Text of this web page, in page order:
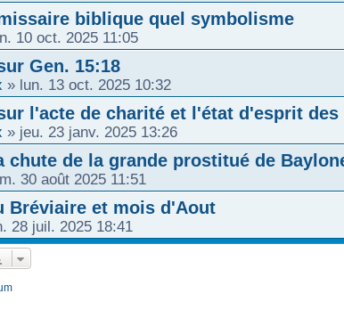
biblique quel symbolisme
10 oct. 2025 11:05
Gen. 15:18
» lun. 13 oct. 2025 10:32
l'acte de charité et l'état d'esprit des
» jeu. 23 janv. 2025 13:26
chute de la grande prostitué de
30 août 2025 11:51
Bréviaire et mois d'Aout
28 juil. 2025 18:41